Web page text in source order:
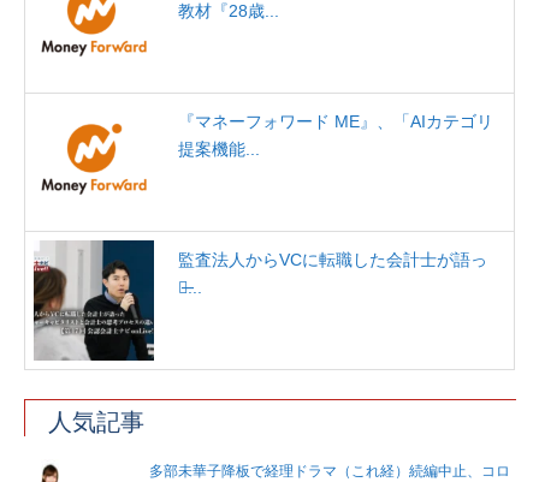
教材『28歳...
『マネーフォワード ME』、「AIカテゴリ
提案機能...
監査法人からVCに転職した会計士が語っ
た̶...
人気記事
多部未華子降板で経理ドラマ（これ経）続編中止、コロ